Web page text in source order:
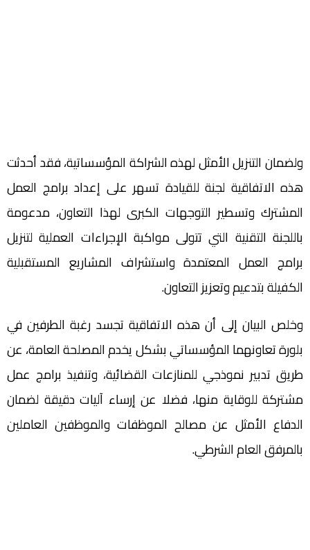
ولضمان التنزيل الأمثل لهذه الشراكة المؤسساتية، فقد أحدثت
هذه الاتفاقية لجنة للقيادة تسهر على إعداد برامج العمل
المشترك وتسطير التوجهات الكبرى لهذا التعاون، مدعومة
باللجنة التقنية التي تتولى مواكبة الإجراءات العملية لتنزيل
برامج العمل المعتمدة واستشراف المشاريع المستقبلية
الكفيلة بتدعيم وتعزيز التعاون.
وخلص البيان إلى أن هذه الاتفاقية تجسد رغبة الطرفين في
بلورة تعاونهما المؤسساتي بشكل يخدم المصلحة العامة، عن
طريق تدبير نموذجي للمنازعات القضائية، وتنفيذ برامج عمل
مشتركة للوقاية منها، فضلا عن إرساء آليات دقيقة لضمان
الدفاع الأمثل عن مصالح الموظفات والموظفين العاملين
بالمرفق العام الشرطي.